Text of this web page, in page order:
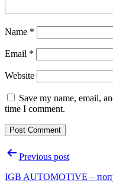
Name *
Email *
Website
Save my name, email,
time I comment.
PostPrevious post
IGB AUTOMOTIVE –